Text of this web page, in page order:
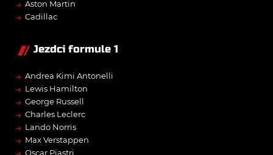
→ Aston Martin
→ Cadillac
Jezdci formule 1
→ Andrea Kimi Antonelli
→ Lewis Hamilton
→ George Russell
→ Charles Leclerc
→ Lando Norris
→ Max Verstappen
Oscar Piastri